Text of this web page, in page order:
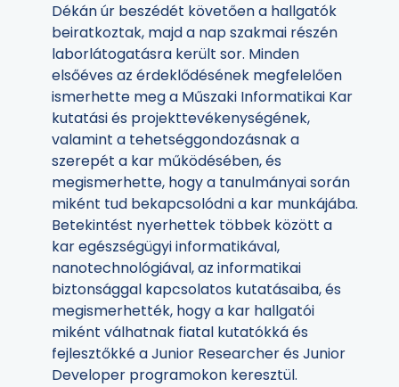
Dékán úr beszédét követően a hallgatók
beiratkoztak, majd a nap szakmai részén
laborlátogatásra került sor. Minden
elsőéves az érdeklődésének megfelelően
ismerhette meg a Műszaki Informatikai Kar
kutatási és projekttevékenységének,
valamint a tehetséggondozásnak a
szerepét a kar működésében, és
megismerhette, hogy a tanulmányai során
miként tud bekapcsolódni a kar munkájába.
Betekintést nyerhettek többek között a
kar egészségügyi informatikával,
nanotechnológiával, az informatikai
biztonsággal kapcsolatos kutatásaiba, és
megismerhették, hogy a kar hallgatói
miként válhatnak fiatal kutatókká és
fejlesztőkké a Junior Researcher és Junior
Developer programokon keresztül.